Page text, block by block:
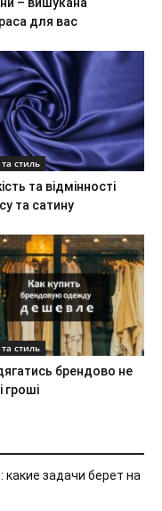
– вишукана
для вас
стиль
та відмінності
та сатину
стиль
брендово не
гроші
задачи берет на